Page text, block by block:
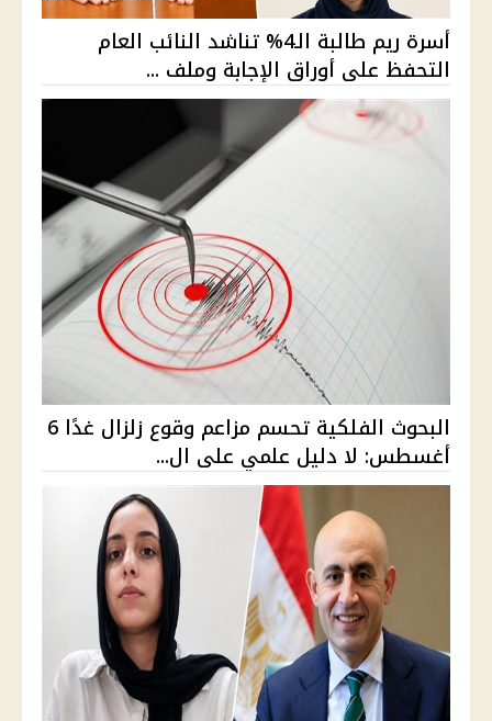
أسرة ريم طالبة الـ4% تناشد النائب العام
التحفظ على أوراق الإجابة وملف ...
البحوث الفلكية تحسم مزاعم وقوع زلزال غدًا 6
أغسطس: لا دليل علمي على ال...